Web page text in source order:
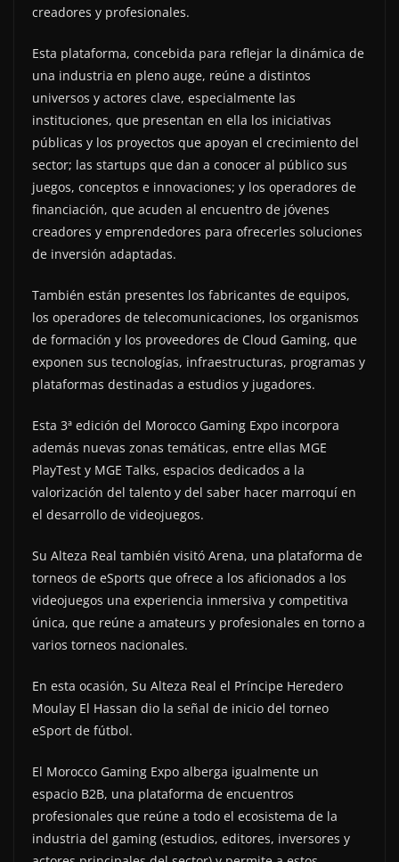
creadores y profesionales.
Esta plataforma, concebida para reflejar la dinámica de
una industria en pleno auge, reúne a distintos
universos y actores clave, especialmente las
instituciones, que presentan en ella los iniciativas
públicas y los proyectos que apoyan el crecimiento del
sector; las startups que dan a conocer al público sus
juegos, conceptos e innovaciones; y los operadores de
financiación, que acuden al encuentro de jóvenes
creadores y emprendedores para ofrecerles soluciones
de inversión adaptadas.
También están presentes los fabricantes de equipos,
los operadores de telecomunicaciones, los organismos
de formación y los proveedores de Cloud Gaming, que
exponen sus tecnologías, infraestructuras, programas y
plataformas destinadas a estudios y jugadores.
Esta 3ª edición del Morocco Gaming Expo incorpora
además nuevas zonas temáticas, entre ellas MGE
PlayTest y MGE Talks, espacios dedicados a la
valorización del talento y del saber hacer marroquí en
el desarrollo de videojuegos.
Su Alteza Real también visitó Arena, una plataforma de
torneos de eSports que ofrece a los aficionados a los
videojuegos una experiencia inmersiva y competitiva
única, que reúne a amateurs y profesionales en torno a
varios torneos nacionales.
En esta ocasión, Su Alteza Real el Príncipe Heredero
Moulay El Hassan dio la señal de inicio del torneo
eSport de fútbol.
El Morocco Gaming Expo alberga igualmente un
espacio B2B, una plataforma de encuentros
profesionales que reúne a todo el ecosistema de la
industria del gaming (estudios, editores, inversores y